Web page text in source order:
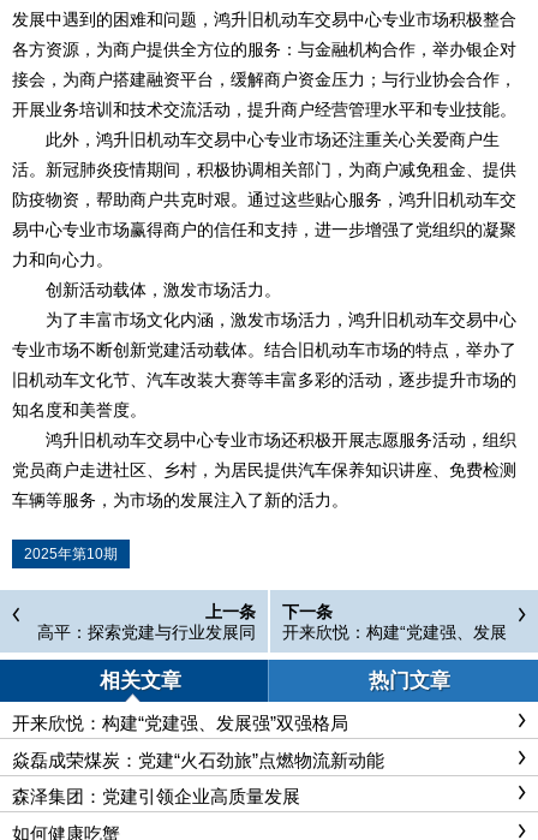
发展中遇到的困难和问题，鸿升旧机动车交易中心专业市场积极整合
各方资源，为商户提供全方位的服务：与金融机构合作，举办银企对
接会，为商户搭建融资平台，缓解商户资金压力；与行业协会合作，
开展业务培训和技术交流活动，提升商户经营管理水平和专业技能。
此外，鸿升旧机动车交易中心专业市场还注重关心关爱商户生
活。新冠肺炎疫情期间，积极协调相关部门，为商户减免租金、提供
防疫物资，帮助商户共克时艰。通过这些贴心服务，鸿升旧机动车交
易中心专业市场赢得商户的信任和支持，进一步增强了党组织的凝聚
力和向心力。
创新活动载体，激发市场活力。
为了丰富市场文化内涵，激发市场活力，鸿升旧机动车交易中心
专业市场不断创新党建活动载体。结合旧机动车市场的特点，举办了
旧机动车文化节、汽车改装大赛等丰富多彩的活动，逐步提升市场的
知名度和美誉度。
鸿升旧机动车交易中心专业市场还积极开展志愿服务活动，组织
党员商户走进社区、乡村，为居民提供汽车保养知识讲座、免费检测
车辆等服务，为市场的发展注入了新的活力。
2025年第10期
上一条
高平：探索党建与行业发展同
频共振新路径
下一条
开来欣悦：构建“党建强、发展
强”双强格局
相关文章 热门文章
开来欣悦：构建“党建强、发展强”双强格局
焱磊成荣煤炭：党建“火石劲旅”点燃物流新动能
森泽集团：党建引领企业高质量发展
如何健康吃蟹